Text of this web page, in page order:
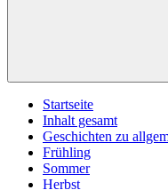
Startseite
Inhalt gesamt
Geschichten zu
Frühling
Sommer
Herbst